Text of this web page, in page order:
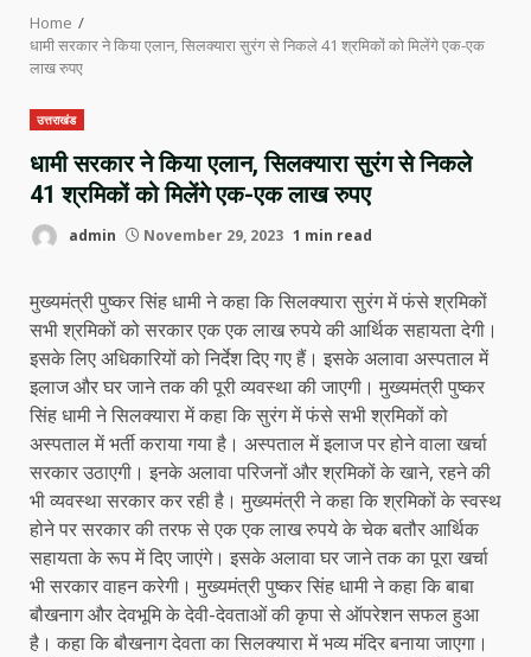
Home
धामी सरकार ने किया एलान, सिलक्यारा सुरंग से निकले 41 श्रमिकों को मिलेंगे एक-एक
लाख रुपए
उत्तराखंड
धामी सरकार ने किया एलान, सिलक्यारा सुरंग से निकले
41 श्रमिकों को मिलेंगे एक-एक लाख रुपए
admin November 29, 2023 1 min read
मुख्यमंत्री पुष्कर सिंह धामी ने कहा कि सिलक्यारा सुरंग में फंसे श्रमिकों
सभी श्रमिकों को सरकार एक एक लाख रुपये की आर्थिक सहायता देगी।
इसके लिए अधिकारियों को निर्देश दिए गए हैं। इसके अलावा अस्पताल में
इलाज और घर जाने तक की पूरी व्यवस्था की जाएगी। मुख्यमंत्री पुष्कर
सिंह धामी ने सिलक्यारा में कहा कि सुरंग में फंसे सभी श्रमिकों को
अस्पताल में भर्ती कराया गया है। अस्पताल में इलाज पर होने वाला खर्चा
सरकार उठाएगी। इनके अलावा परिजनों और श्रमिकों के खाने, रहने की
भी व्यवस्था सरकार कर रही है। मुख्यमंत्री ने कहा कि श्रमिकों के स्वस्थ
होने पर सरकार की तरफ से एक एक लाख रुपये के चेक बतौर आर्थिक
सहायता के रूप में दिए जाएंगे। इसके अलावा घर जाने तक का पूरा खर्चा
भी सरकार वाहन करेगी। मुख्यमंत्री पुष्कर सिंह धामी ने कहा कि बाबा
बौखनाग और देवभूमि के देवी-देवताओं की कृपा से ऑपरेशन सफल हुआ
है। कहा कि बौखनाग देवता का सिलक्यारा में भव्य मंदिर बनाया जाएगा।